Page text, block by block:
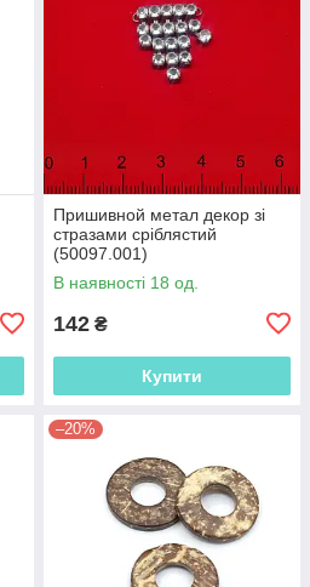
Пришивной метал декор зі
стразами сріблястий
(50097.001)
В наявності 18 од.
142 ₴
Купити
–20%